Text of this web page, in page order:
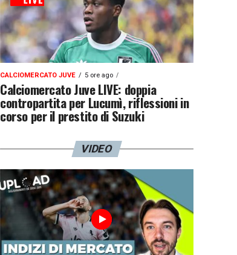
CALCIOMERCATO JUVE 5 ore ago
Calciomercato Juve LIVE: doppia
contropartita per Lucumì, riflessioni in
corso per il prestito di Suzuki
VIDEO